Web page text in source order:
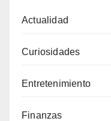
Actualidad
Curiosidades
Entretenimiento
Finanzas